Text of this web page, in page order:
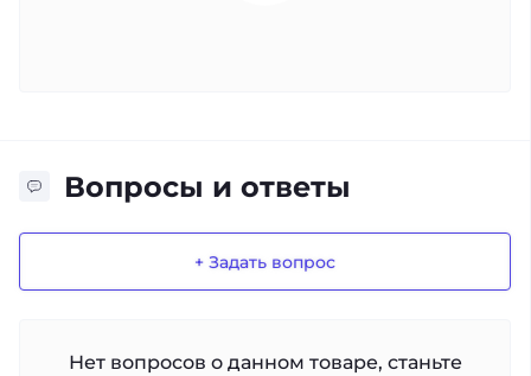
Вопросы и ответы
+ Задать вопрос
Нет вопросов о данном товаре, станьте